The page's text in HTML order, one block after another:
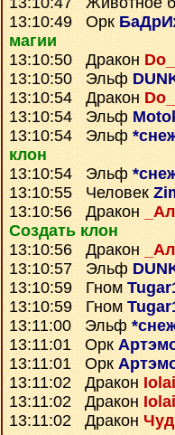
13:10:49 Орк
магии
13:10:50 Дракон
13:10:50 Эльф
13:10:54 Дракон
13:10:54 Эльф
13:10:54 Эльф
клон
13:10:54 Эльф
13:10:55 Человек
13:10:56 Дракон
Создать клон
13:10:56 Дракон
13:10:57 Эльф
13:10:59 Гном
13:10:59 Гном
13:11:00 Эльф
13:11:01 Орк
13:11:01 Орк
13:11:02 Дракон Iolai
13:11:02 Дракон
13:11:02 Дракон